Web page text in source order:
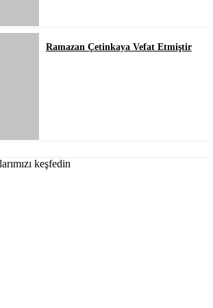
Ramazan Çetinkaya Vefat Etmiştir
keşfedin